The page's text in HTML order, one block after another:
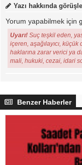
Yazı hakkında
Yorum yapabilmek için
Uyarı! Suç teşkil eden,
içeren, aşağılayıcı,
haklarına zarar verici ya
mali, hukuki, cezai, idari
Benzer Haberler